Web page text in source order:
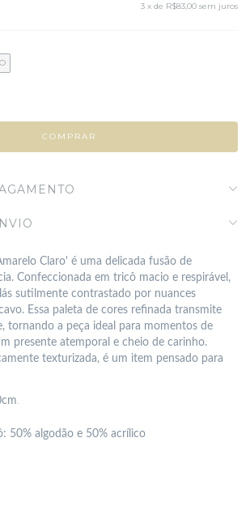
3 x de R$83,00 sem juros
Claro' é uma delicada fusão de
Confeccionada em tricô macio e respirável,
sutilmente contrastado por nuances
Essa paleta de cores refinada transmite
tornando a peça ideal para momentos de
presente atemporal e cheio de carinho.
texturizada, é um item pensado para
.
50% algodão e 50% acrílico